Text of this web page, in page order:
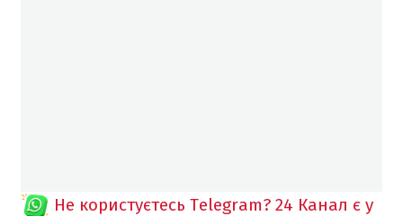
Не користуєтесь Telegram? 24 Канал є у